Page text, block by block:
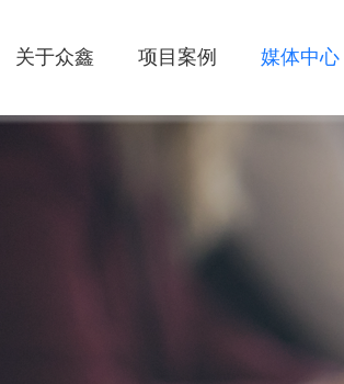
关于众鑫 项目案例 媒体中心